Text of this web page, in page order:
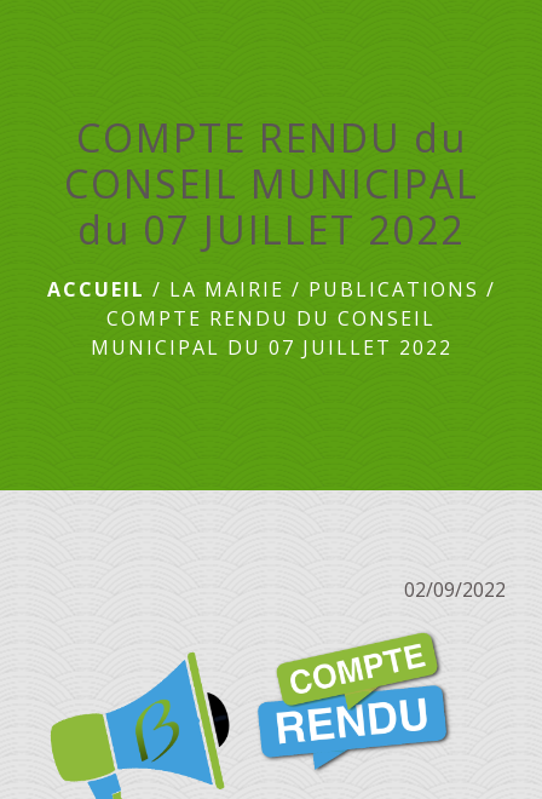
COMPTE RENDU du
CONSEIL MUNICIPAL
du 07 JUILLET 2022
ACCUEIL / LA MAIRIE / PUBLICATIONS /
COMPTE RENDU DU CONSEIL
MUNICIPAL DU 07 JUILLET 2022
02/09/2022